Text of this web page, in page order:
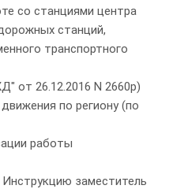
со станциями центра
станций,
транспортного
от 26.12.2016 N 2660р)
по региону (по
работы
заместитель